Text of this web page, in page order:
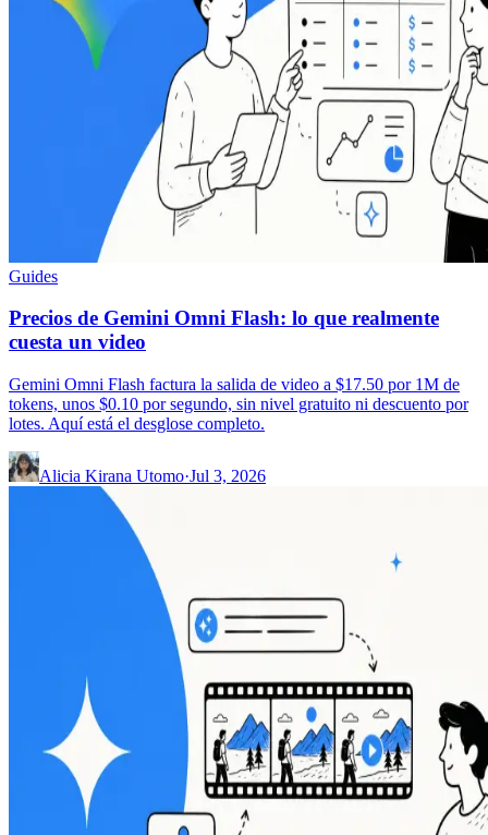
Guides
Precios de Gemini Omni Flash: lo que realmente
cuesta un video
Gemini Omni Flash factura la salida de video a $17.50 por 1M de
tokens, unos $0.10 por segundo, sin nivel gratuito ni descuento por
lotes. Aquí está el desglose completo.
Alicia Kirana Utomo·Jul 3, 2026